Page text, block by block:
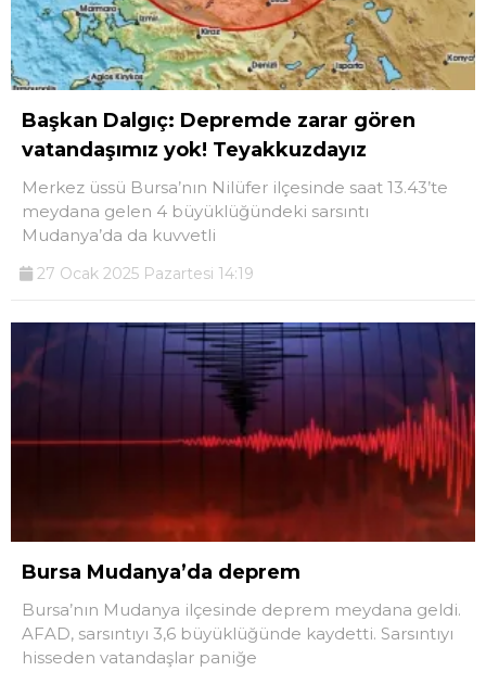
Başkan Dalgıç: Depremde zarar gören
vatandaşımız yok! Teyakkuzdayız
Merkez üssü Bursa’nın Nilüfer ilçesinde saat 13.43’te
meydana gelen 4 büyüklüğündeki sarsıntı
Mudanya’da da kuvvetli
27 Ocak 2025 Pazartesi 14:19
Bursa Mudanya’da deprem
Bursa’nın Mudanya ilçesinde deprem meydana geldi.
AFAD, sarsıntıyı 3,6 büyüklüğünde kaydetti. Sarsıntıyı
hisseden vatandaşlar paniğe